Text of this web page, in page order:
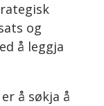
og
å leggja
å søkja å